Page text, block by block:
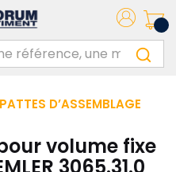
D’ASSEMBLAGE
volume fixe